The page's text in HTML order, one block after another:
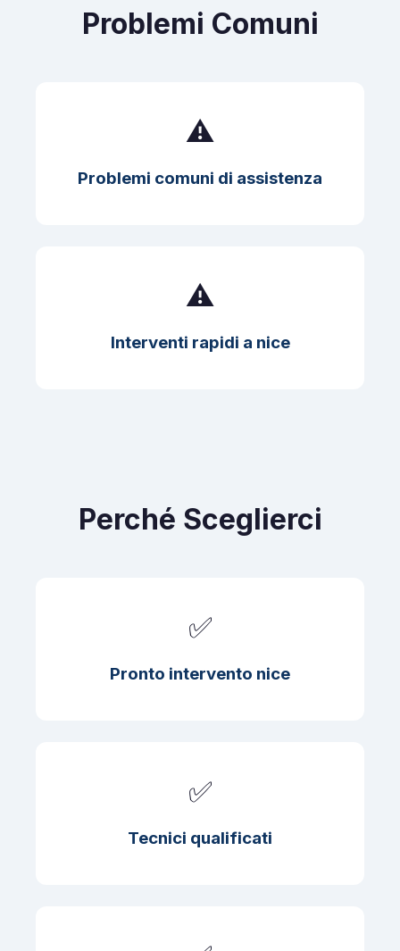
Problemi Comuni
⚠️
Problemi comuni di assistenza
⚠️
Interventi rapidi a nice
Perché Sceglierci
✅
Pronto intervento nice
✅
Tecnici qualificati